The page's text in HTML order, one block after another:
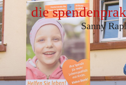
die
Sanny